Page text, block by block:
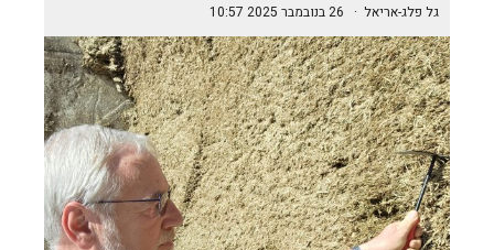
גל פלג-אריאל · 26 בנובמבר 2025 10:57